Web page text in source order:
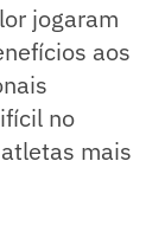
jogaram
aos
no
mais